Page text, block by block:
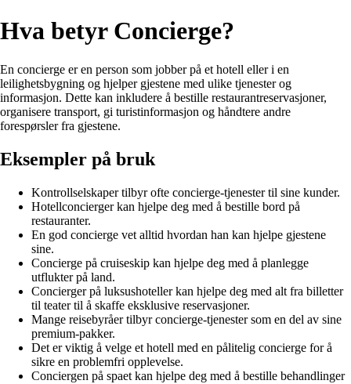
Hva betyr Concierge?
En concierge er en person som jobber på et hotell eller i en
leilighetsbygning og hjelper gjestene med ulike tjenester og
informasjon. Dette kan inkludere å bestille restaurantreservasjoner,
organisere transport, gi turistinformasjon og håndtere andre
forespørsler fra gjestene.
Eksempler på bruk
Kontrollselskaper tilbyr ofte concierge-tjenester til sine kunder.
Hotellconcierger kan hjelpe deg med å bestille bord på
restauranter.
En god concierge vet alltid hvordan han kan hjelpe gjestene
sine.
Concierge på cruiseskip kan hjelpe deg med å planlegge
utflukter på land.
Concierger på luksushoteller kan hjelpe deg med alt fra billetter
til teater til å skaffe eksklusive reservasjoner.
Mange reisebyråer tilbyr concierge-tjenester som en del av sine
premium-pakker.
Det er viktig å velge et hotell med en pålitelig concierge for å
sikre en problemfri opplevelse.
Conciergen på spaet kan hjelpe deg med å bestille behandlinger